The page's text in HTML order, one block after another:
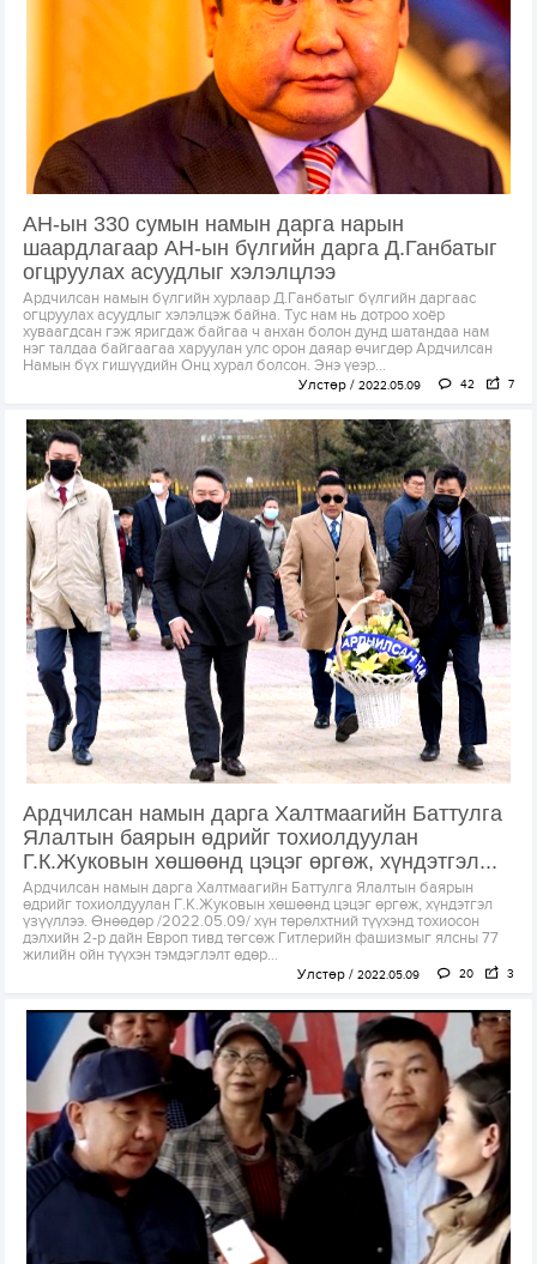
АН-ын 330 сумын намын дарга нарын
шаардлагаар АН-ын бүлгийн дарга Д.Ганбатыг
огцруулах асуудлыг хэлэлцлээ
Ардчилсан намын бүлгийн хурлаар Д.Ганбатыг бүлгийн даргаас
огцруулах асуудлыг хэлэлцэж байна. Тус нам нь дотроо хоёр
хуваагдсан гэж яригдаж байгаа ч анхан болон дунд шатандаа нам
нэг талдаа байгаагаа харуулан улс орон даяар өчигдөр Ардчилсан
Намын бүх гишүүдийн Онц хурал болсон. Энэ үеэр...
Улстөр 2022.05.09 42 7
Ардчилсан намын дарга Халтмаагийн Баттулга
Ялалтын баярын өдрийг тохиолдуулан
Г.К.Жуковын хөшөөнд цэцэг өргөж, хүндэтгэл...
Ардчилсан намын дарга Халтмаагийн Баттулга Ялалтын баярын
өдрийг тохиолдуулан Г.К.Жуковын хөшөөнд цэцэг өргөж, хүндэтгэл
үзүүллээ. Өнөөдөр /2022.05.09/ хүн төрөлхтний түүхэнд тохиосон
дэлхийн 2-р дайн Европ тивд төгсөж Гитлерийн фашизмыг ялсны 77
жилийн ойн түүхэн тэмдэглэлт өдөр...
Улстөр 2022.05.09 20 3